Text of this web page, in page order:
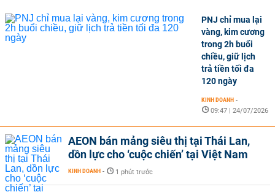
PNJ chỉ mua lại
vàng, kim cương
trong 2h buổi
chiều, giữ lịch
trả tiền tối đa
120 ngày
KINH DOANH -
09:47 | 24/07/2026
AEON bán mảng siêu thị tại Thái Lan,
dồn lực cho ‘cuộc chiến’ tại Việt Nam
KINH DOANH - 1 phút trước